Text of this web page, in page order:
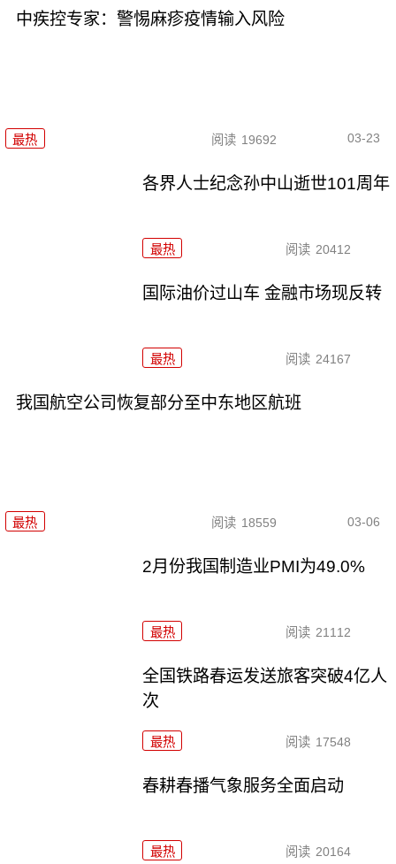
中疾控专家：警惕麻疹疫情输入风险
最热 阅读 19692 03-23
各界人士纪念孙中山逝世101周年
最热 阅读 20412
国际油价过山车 金融市场现反转
最热 阅读 24167
我国航空公司恢复部分至中东地区航班
最热 阅读 18559 03-06
2月份我国制造业PMI为49.0%
最热 阅读 21112
全国铁路春运发送旅客突破4亿人
次
最热 阅读 17548
春耕春播气象服务全面启动
最热 阅读 20164